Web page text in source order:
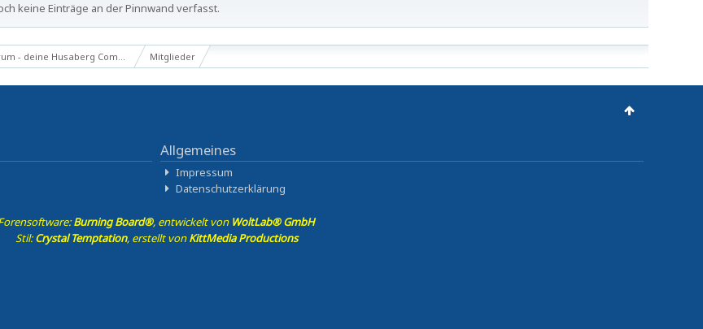
keine Einträge an der Pinnwand verfasst.
- deine Husaberg Community Mitglieder
Allgemeines
Impressum
Datenschutzerklärung
Burning Board®, entwickelt von WoltLab® GmbH
Stil:Crystal Temptation, erstellt vonKittMedia Productions